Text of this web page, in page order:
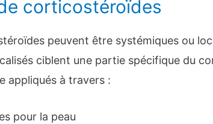
corticostéroïdes
peuvent être systémiques ou
ciblent une partie spécifique du
appliqués à travers :
pour la peau